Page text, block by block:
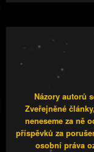
Názory autorů
Zveřejněné
neneseme za ně
příspěvků za
osobní práva